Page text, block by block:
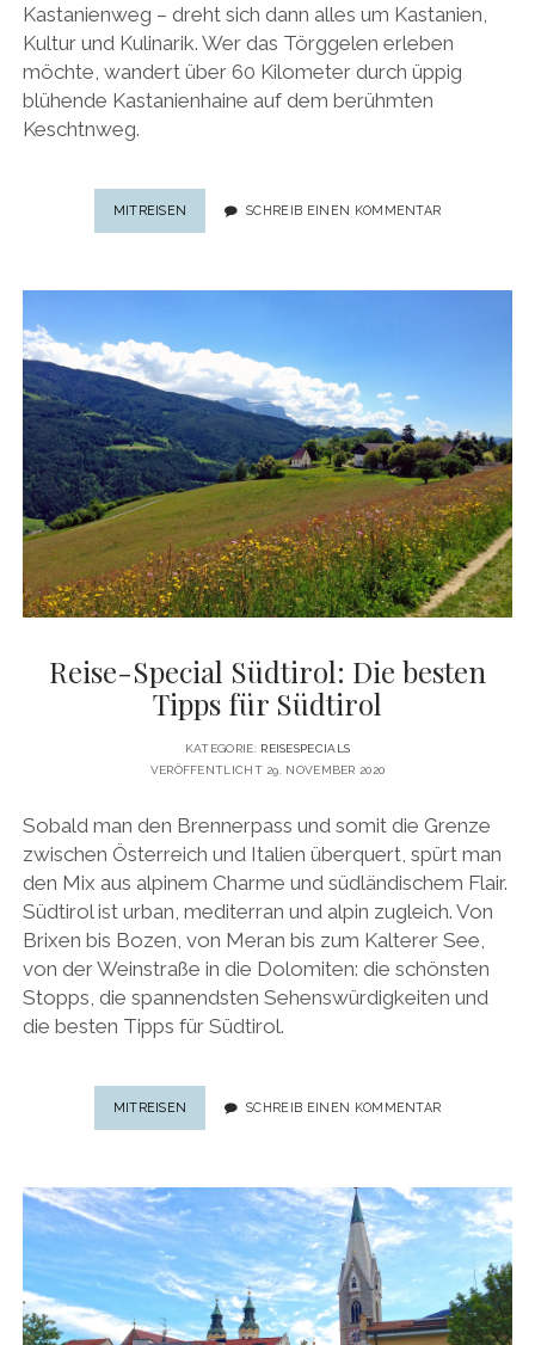
Kastanienweg – dreht sich dann alles um Kastanien,
Kultur und Kulinarik. Wer das Törggelen erleben
möchte, wandert über 60 Kilometer durch üppig
blühende Kastanienhaine auf dem berühmten
Keschtnweg.
MITREISEN TÖRGGELEN
IN
TIPPS
FÜR
DEN
KESCHTNWEG
SCHREIB EINEN KOMMENTAR
Reise-Special Südtirol: Die besten
Tipps für Südtirol
KATEGORIE: REISESPECIALS
VERÖFFENTLICHT 29. NOVEMBER 2020
Sobald man den Brennerpass und somit die Grenze
zwischen Österreich und Italien überquert, spürt man
den Mix aus alpinem Charme und südländischem Flair.
Südtirol ist urban, mediterran und alpin zugleich. Von
Brixen bis Bozen, von Meran bis zum Kalterer See,
von der Weinstraße in die Dolomiten: die schönsten
Stopps, die spannendsten Sehenswürdigkeiten und
die besten Tipps für Südtirol.
MITREISEN
REISE-
SPECIAL
TIPPS
SÜDTIROL
SCHREIB EINEN KOMMENTAR